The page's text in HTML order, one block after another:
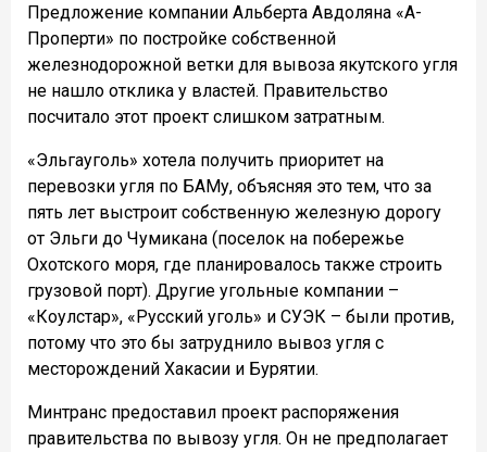
Предложение компании Альберта Авдоляна «А-
Проперти» по постройке собственной
железнодорожной ветки для вывоза якутского угля
не нашло отклика у властей. Правительство
посчитало этот проект слишком затратным.
«Эльгауголь» хотела получить приоритет на
перевозки угля по БАМу, объясняя это тем, что за
пять лет выстроит собственную железную дорогу
от Эльги до Чумикана (поселок на побережье
Охотского моря, где планировалось также строить
грузовой порт). Другие угольные компании –
«Коулстар», «Русский уголь» и СУЭК – были против,
потому что это бы затруднило вывоз угля с
месторождений Хакасии и Бурятии.
Минтранс предоставил проект распоряжения
правительства по вывозу угля. Он не предполагает